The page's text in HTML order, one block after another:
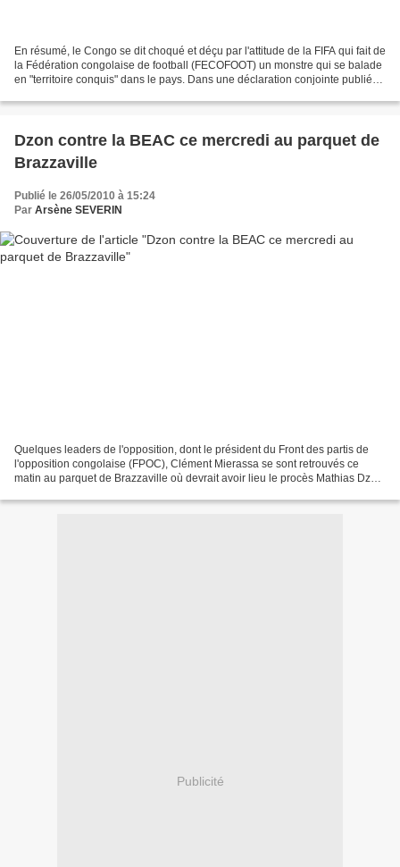
En résumé, le Congo se dit choqué et déçu par l'attitude de la FIFA qui fait de
la Fédération congolaise de football (FECOFOOT) un monstre qui se balade
en "territoire conquis" dans le pays. Dans une déclaration conjointe publiée
Dzon contre la BEAC ce mercredi au parquet de
Brazzaville
Publié le 26/05/2010 à 15:24
Par Arsène SEVERIN
Quelques leaders de l'opposition, dont le président du Front des partis de
l'opposition congolaise (FPOC), Clément Mierassa se sont retrouvés ce
matin au parquet de Brazzaville où devrait avoir lieu le procès Mathias Dzon
Publicité